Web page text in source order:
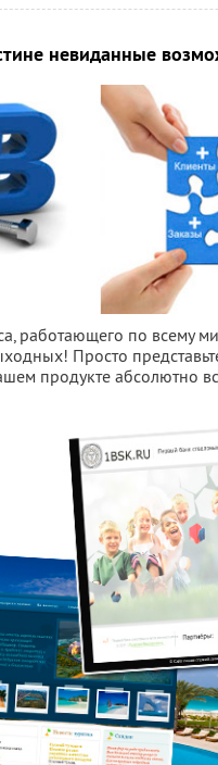
невиданные
работающего по всему
Просто
продукте абсолютно